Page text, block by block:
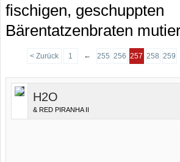
fischigen, geschuppten
Bärentatzenbraten
< Zurück 1 ← 255 256 257 258 259
H2O
& RED PIRANHA II